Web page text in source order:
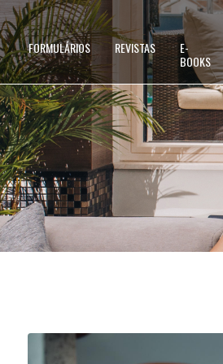
FORMULÁRIOS REVISTAS
E-
BOOKS